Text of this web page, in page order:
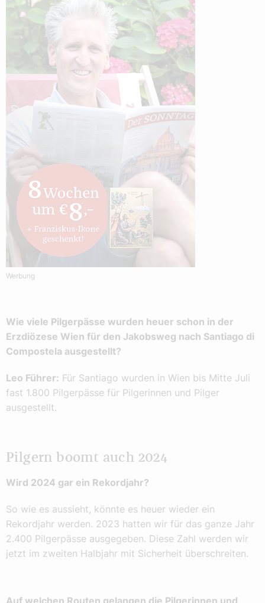
Werbung
Wie viele Pilgerpässe wurden heuer schon in der
Erzdiözese Wien für den Jakobsweg nach Santiago di
Compostela ausgestellt?
Leo Führer: Für Santiago wurden in Wien bis Mitte Juli
fast 1.800 Pilgerpässe für Pilgerinnen und Pilger
ausgestellt.
Pilgern boomt auch 2024
Wird 2024 gar ein Rekordjahr?
So wie es aussieht, könnte es heuer wieder ein
Rekordjahr werden. 2023 hatten wir für das ganze Jahr
2.400 Pilgerpässe ausgegeben. Diese Zahl werden wir
jetzt im zweiten Halbjahr mit Sicherheit überschreiten.
Auf welchen Routen gelangen die Pilgerinnen und